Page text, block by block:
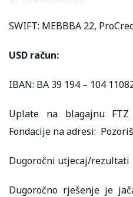
SWIFT: MEBBBA 22,
USD račun:
IBAN: BA 39 194 – 104
Uplate na blagajnu
Fondacije na adresi:
Dugoročni utjecaj/rezultati
Dugoročno rješenje je